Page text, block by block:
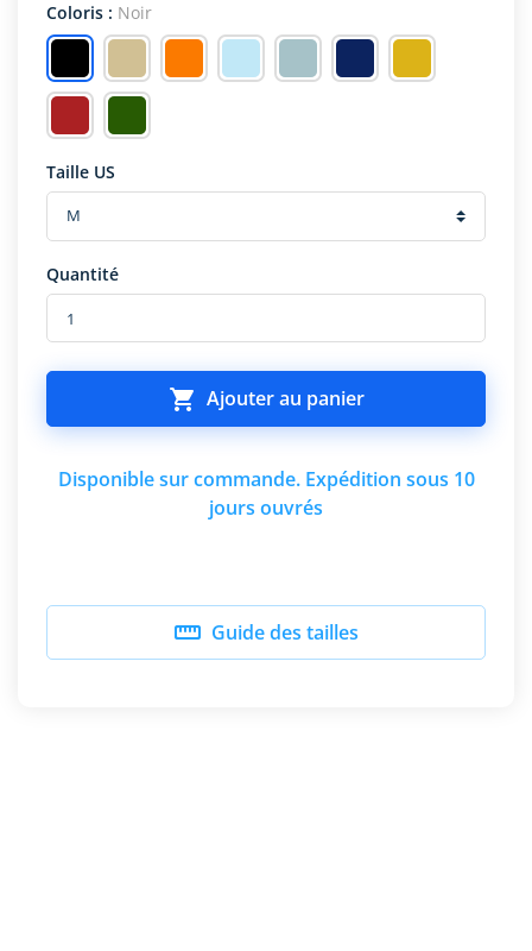
Coloris : Noir
Taille US
Quantité
 Ajouter au panier
Disponible sur commande. Expédition sous 10
jours ouvrés
 Guide des tailles